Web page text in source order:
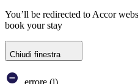
You’ll be redirected to Accor
book your stay
Chiudi finestra